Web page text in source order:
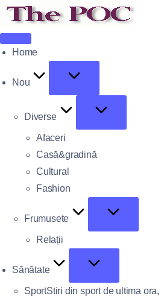
Home
Nou
Diverse
Afaceri
Casă&gradină
Cultural
Fashion
Frumusete
Relații
Sănătate
SportStiri din sport de ultima